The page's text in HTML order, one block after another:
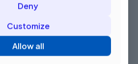
Deny
Customize
Allow all